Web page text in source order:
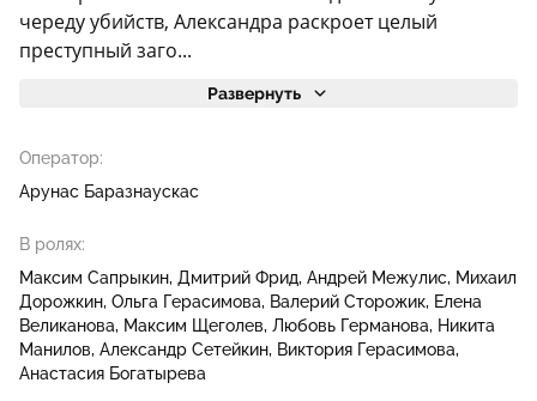
череду убийств, Александра раскроет целый
преступный заго...
Развернуть
Оператор:
Арунас Баразнаускас
В ролях:
Максим Сапрыкин Дмитрий Фрид Андрей Межулис Михаил
Дорожкин Ольга Герасимова Валерий Сторожик Елена
Великанова Максим Щеголев Любовь Германова Никита
Манилов Александр Сетейкин Виктория Герасимова
Анастасия Богатырева